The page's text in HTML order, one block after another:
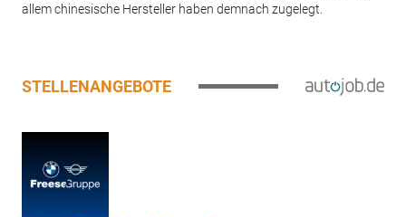
allem chinesische Hersteller haben demnach zugelegt.
STELLENANGEBOTE